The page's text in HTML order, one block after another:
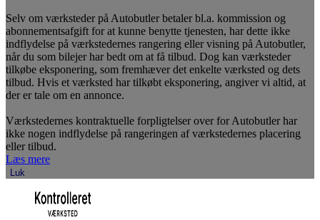
Selv om værksteder på Autobutler betaler bl.a. kommission og
abonnementsafgift for at kunne benytte tjenesten, har dette ikke
indflydelse på værkstedernes rangering eller visning på Autobutler,
når du som bilejer har bedt om at få tilbud. Dog kan værksteder
tilkøbe eksponering, som fremhæver det enkelte værksted og dets
tilbud. Hvis et værksted har tilkøbt eksponering, angiver vi altid, at
der er tale om en annonce.
Værkstedernes kontraktuelle forpligtelser over for Autobutler har
ikke nogen indflydelse på rangeringen af værkstedernes placering
eller tilbud.
Læs mere
Luk